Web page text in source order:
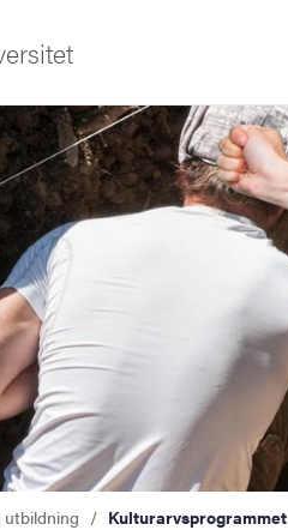
utbildning Kulturarvsprogrammet